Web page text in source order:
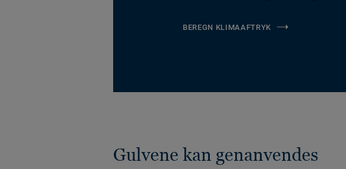
BEREGN KLIMAAFTRYK
Gulvene kan genanvendes